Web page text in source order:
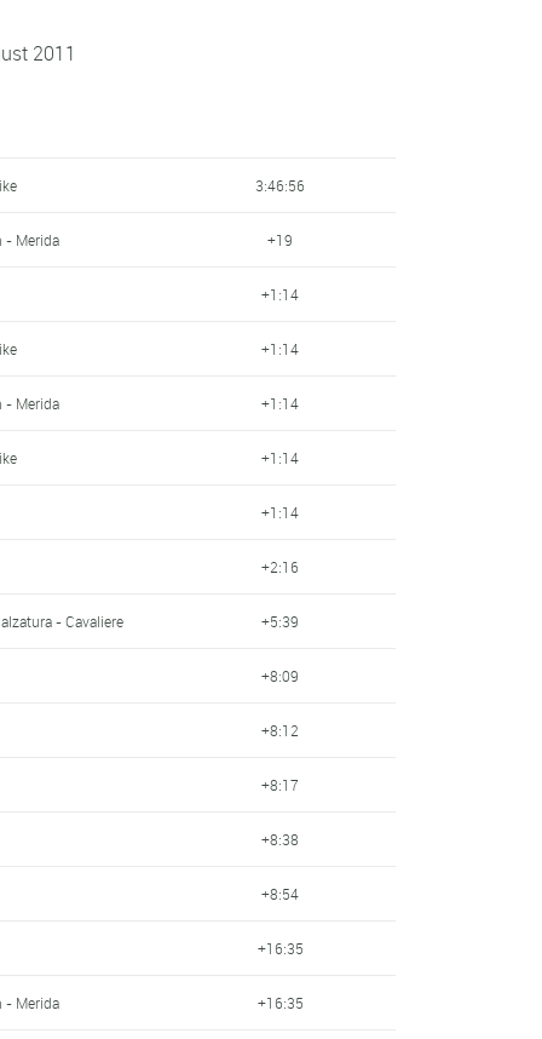
2011
3:46:56
- Merida +19
+1:14
+1:14
- Merida +1:14
+1:14
+1:14
+2:16
- Cavaliere +5:39
+8:09
+8:12
+8:17
+8:38
+8:54
+16:35
- Merida +16:35